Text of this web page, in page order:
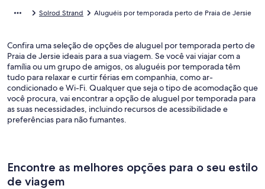
Solrod Strand Aluguéis por temporada perto de Praia de Jersie
Confira uma seleção de opções de aluguel por temporada perto de
Praia de Jersie ideais para a sua viagem. Se você vai viajar com a
família ou um grupo de amigos, os aluguéis por temporada têm
tudo para relaxar e curtir férias em companhia, como ar-
condicionado e Wi-Fi. Qualquer que seja o tipo de acomodação que
você procura, vai encontrar a opção de aluguel por temporada para
as suas necessidades, incluindo recursos de acessibilidade e
preferências para não fumantes.
Encontre as melhores opções para o seu estilo
de viagem